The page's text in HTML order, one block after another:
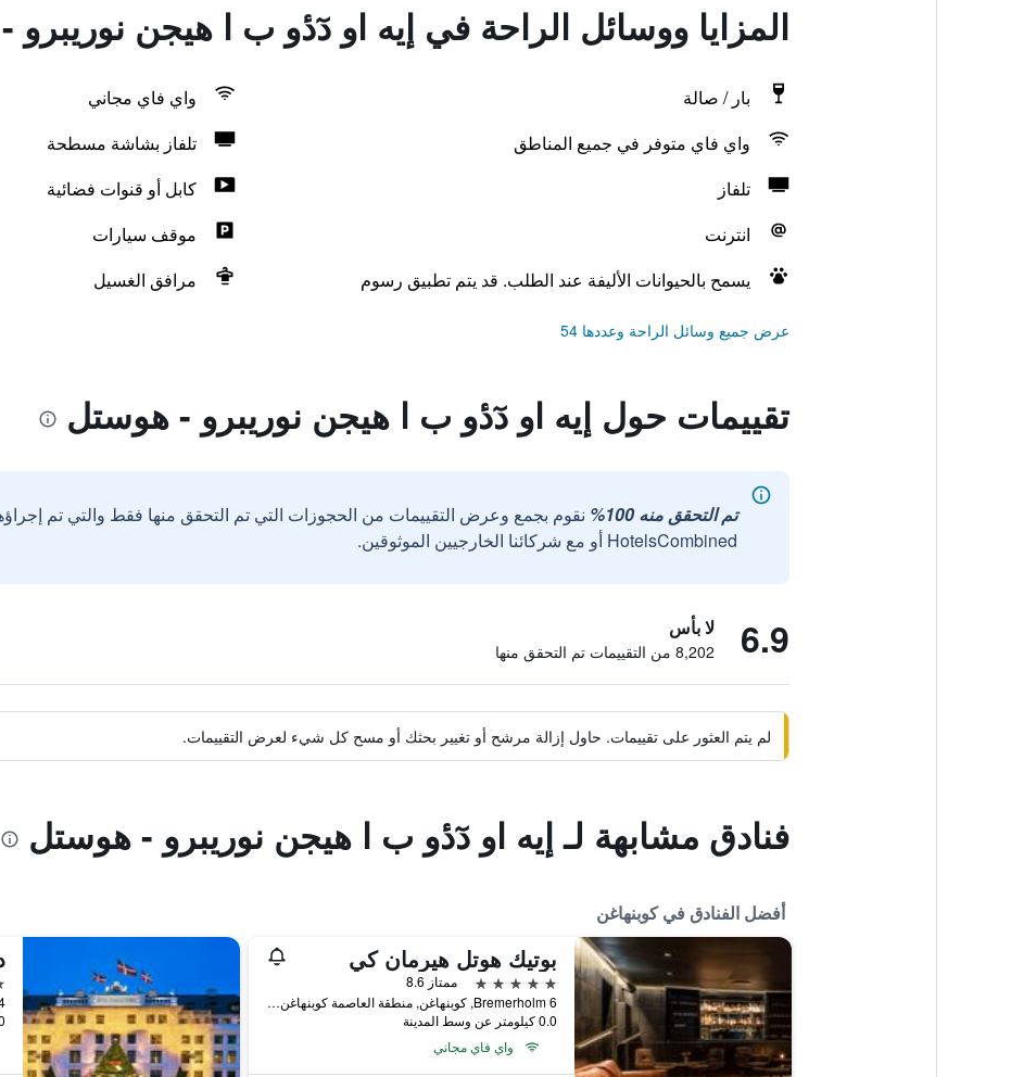
المزايا ووسائل الراحة في إيه او دٓدٔو ب ا هيجن
بار / صالة
واي فاي مجاني
واي فاي متوفر في جميع المناطق
تلفاز بشاشة مسطحة
تلفاز
كابل أو قنوات فضائية
انترنت
موقف سيارات
يسمح بالحيوانات الأليفة عند الطلب. قد يتم تطبيق رسوم
مرافق الغسيل
عرض جميع وسائل الراحة وعددها 54
تقييمات حول إيه او دٓدٔو ب ا هيجن نوريبرو - هوستل
تم التحقق منه 100%
نقوم بجمع وعرض التقييمات من الحجوزات التي تم التحقق منها فقط والتي تم
HotelsCombined أو مع شركائنا الخارجيين الموثوقين.
6.9 لا بأس
8,202 من التقييمات تم التحقق منها
لم يتم العثور على تقييمات. حاول إزالة مرشح أو تغيير بحثك أو مسح كل شيء لعرض التقييمات.
فنادق مشابهة لـ إيه او دٓدٔو ب ا هيجن نوريبرو - هوستل
أفضل الفنادق في كوبنهاغن
بوتيك هوتل هيرمان كي
5 نجوم
ممتاز 8.6
Bremerholm 6, كوبنهاغن, منطقة العاصمة كوبنهاغن, الدانمارك
0.0 كيلومتر عن وسط المدينة
واي فاي مجاني
5
0.0